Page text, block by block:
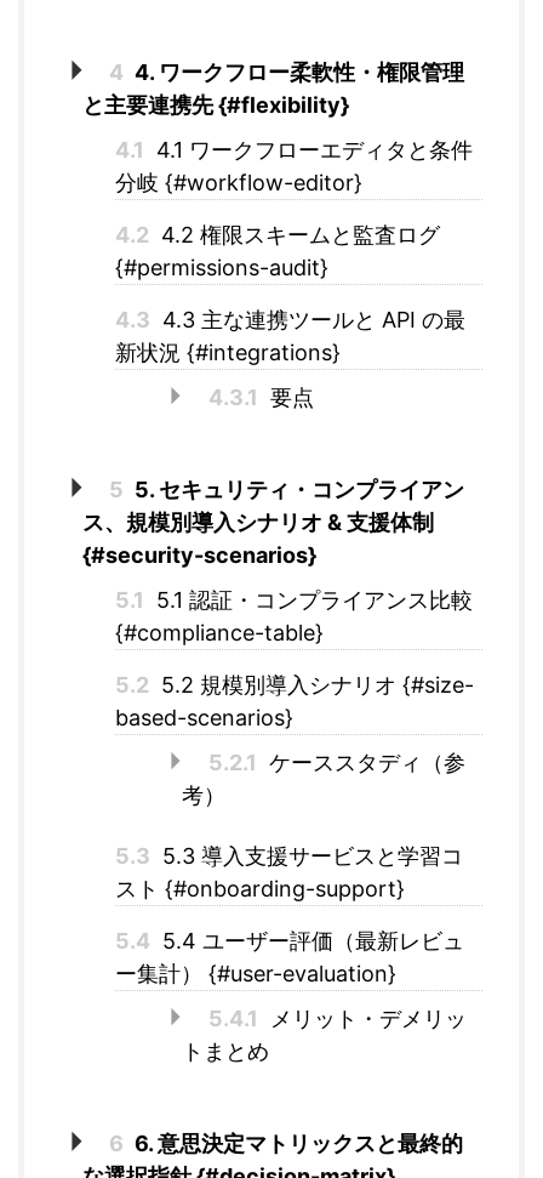
4 4. ワークフロー柔軟性・権限管理
と主要連携先 {#flexibility}
4.1
4.1 ワークフローエディタと条件
分岐 {#workflow-editor}
4.2 4.2 権限スキームと監査ログ
{#permissions-audit}
4.3 4.3 主な連携ツールと API の最
新状況 {#integrations}
4.3.1 要点
5 5. セキュリティ・コンプライアン
ス、規模別導入シナリオ & 支援体制
{#security-scenarios}
5.1
5.1 認証・コンプライアンス比較
{#compliance-table}
5.2 5.2 規模別導入シナリオ {#size-
based-scenarios}
5.2.1 ケーススタディ（参
考）
5.3 5.3 導入支援サービスと学習コ
スト {#onboarding-support}
5.4 5.4 ユーザー評価（最新レビュ
ー集計） {#user-evaluation}
5.4.1
メリット・デメリッ
トまとめ
6 6. 意思決定マトリックスと最終的